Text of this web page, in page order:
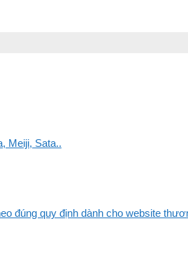
Meiji, Sata..
đúng quy định dành cho website